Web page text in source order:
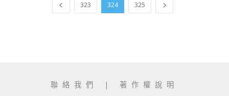
323 324 325
聯絡我們 | 著作權說明